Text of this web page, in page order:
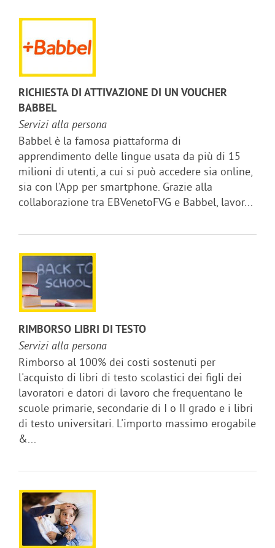
RICHIESTA DI ATTIVAZIONE DI UN VOUCHER
BABBEL
Servizi alla persona
Babbel è la famosa piattaforma di
apprendimento delle lingue usata da più di 15
milioni di utenti, a cui si può accedere sia online,
sia con l'App per smartphone. Grazie alla
collaborazione tra EBVenetoFVG e Babbel, lavor...
RIMBORSO LIBRI DI TESTO
Servizi alla persona
Rimborso al 100% dei costi sostenuti per
l'acquisto di libri di testo scolastici dei figli dei
lavoratori e datori di lavoro che frequentano le
scuole primarie, secondarie di I o II grado e i libri
di testo universitari. L'importo massimo erogabile
&...